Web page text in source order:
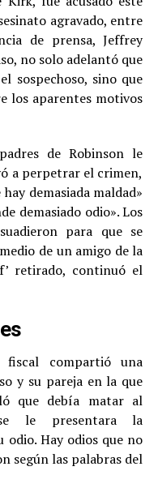
agravado, entre
de prensa, Jeffrey
no solo adelantó que
sospechoso, sino que
los aparentes motivos
de Robinson le
a perpetrar el crimen,
demasiada maldad»
demasiado odio». Los
para que se
de un amigo de la
retirado, continuó el
compartió una
y su pareja en la que
que debía matar al
le presentara la
odio. Hay odios que no
según las palabras del